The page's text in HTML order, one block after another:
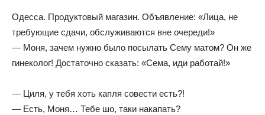
Одесса. Продуктовый магазин. Объявление: «Лица, не
требующие сдачи, обслуживаются вне очереди!»
— Моня, зачем нужно было посылать Сему матом? Он же
гинеколог! Достаточно сказать: «Сема, иди работай!»
— Циля, у тебя хоть капля совести есть?!
— Есть, Моня… Тебе шо, таки накапать?